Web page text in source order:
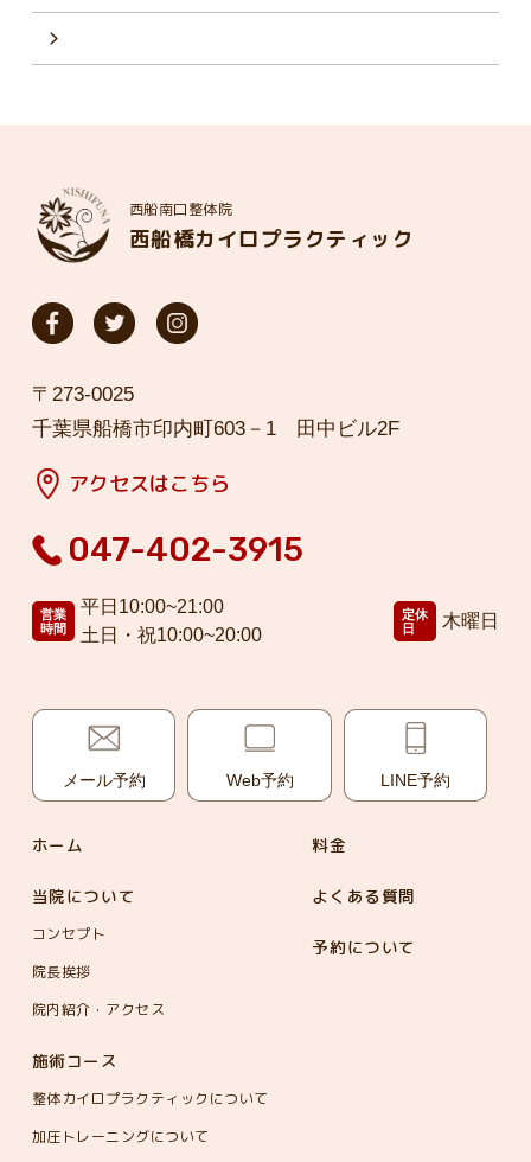
西船南口整体院
西船橋カイロプラクティック
〒273-0025
千葉県船橋市印内町603－1 田中ビル2F
アクセスはこちら
047-402-3915
営業
時間
平日10:00~21:00
土日・祝10:00~20:00
定休
日
木曜日
メール予約 Web予約 LINE予約
ホーム
当院について
コンセプト
院長挨拶
院内紹介・アクセス
料金
よくある質問
予約について
施術コース
整体カイロプラクティックについて
加圧トレーニングについて